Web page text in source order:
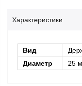
Характеристики
Вид
Диаметр
25